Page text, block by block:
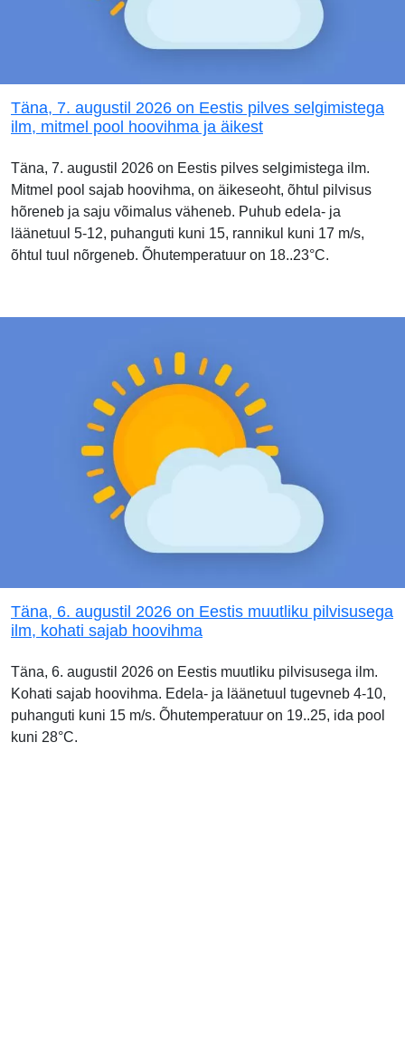
Täna, 7. augustil 2026 on Eestis pilves selgimistega
ilm, mitmel pool hoovihma ja äikest
Täna, 7. augustil 2026 on Eestis pilves selgimistega ilm.
Mitmel pool sajab hoovihma, on äikeseoht, õhtul pilvisus
hõreneb ja saju võimalus väheneb. Puhub edela- ja
läänetuul 5-12, puhanguti kuni 15, rannikul kuni 17 m/s,
õhtul tuul nõrgeneb. Õhutemperatuur on 18..23°C.
Täna, 6. augustil 2026 on Eestis muutliku pilvisusega
ilm, kohati sajab hoovihma
Täna, 6. augustil 2026 on Eestis muutliku pilvisusega ilm.
Kohati sajab hoovihma. Edela- ja läänetuul tugevneb 4-10,
puhanguti kuni 15 m/s. Õhutemperatuur on 19..25, ida pool
kuni 28°C.